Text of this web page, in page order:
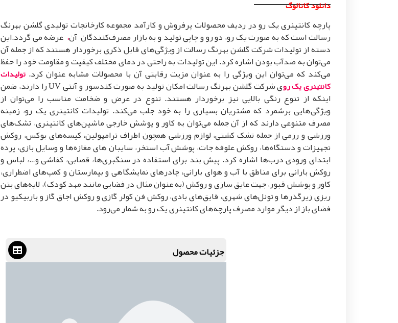
دانلود کاتالوگ
پارچه کانتینری یک رو در ردیف محصولات پرفروش و کارآمد مجموعه کارخانجات تولیدی گلشن بهرنگ
رسالت است که به صورت یک رو، دو رو و چاپی تولید و به بازار مصرف‌کنندگان آن، عرضه می گردد.این
دسته از تولیدات شرکت گلشن بهرنگ رسالت از ویژگی‌های قابل ذکری برخوردار هستند که از جمله آن
می‌توان به ضدآب بودن اشاره کرد. این تولیدات به راحتی در دمای مختلف کیفیت و مقاومت خود را حفظ
می‌کند که می‌توان این ویژگی را به عنوان مزیت رقابتی آن با محصولات مشابه عنوان کرد. تولیدات
کانتینری یک رو
ی شرکت گلشن بهرنگ رسالت امکان تولید به صورت کندسوز و آنتی UV را دارند، ضمن
اینکه از تنوع رنگی بالایی نیز برخوردار هستند. تنوع در عرض و ضخامت مناسب را می‌توان از
ویژگی‌هایی برشمرد که مشتریان بسیاری را به خود جلب می‌کند. تولیدات کانتینری یک رو، زمینه
مصرف متنوعی دارند که از آن جمله می‌توان به کاور و پوشش خارجی ماشین‌های کانتینری، تشک‌های
ورزشی و رزمی از جمله تشک کشتی، لوازم ورزشی همچون اطراف ترامپولین، کیسه‌های بوکس، روکش
تجهیزات و دستگاه‌ها، روکش علوفه جات، پوشش آب استخر، سایبان های مغازه‌ها و وسایل بازی، پرده
ابتدای ورودی درب‌ها اشاره کرد. پیش بند برای استفاده در سنگبری‌ها، قصابی، کفاشی و…، لباس و
روکش بارانی برای مناطق با آب و هوای بارانی، چادرهای نمایشگاهی و بیمارستان و کمپ‌های اضطراری،
کاور و پوشش قبور، جهت عایق سازی و روکش (به عنوان مثال در فضایی مانند مهد کودک)، لایه‌های بتن
ریزی زیرگذرها و تونل‌های شهری، قایق‌های بادی، روکش فن کولر گازی و روکش اجاق گاز و باربیکیو در
فضای باز از دیگر موارد مصرف پارچه‌های کانتینری یک رو به شمار می‌رود.
جزئیات محصول